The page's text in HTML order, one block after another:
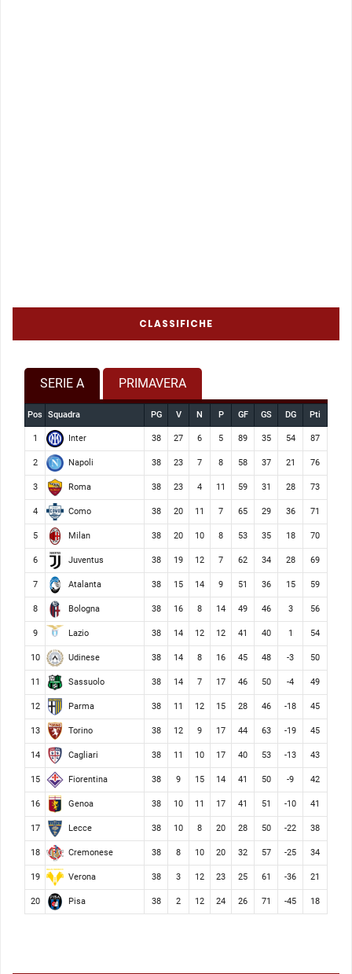
CLASSIFICHE
SERIE A PRIMAVERA
Pos Squadra PG V N P GF GS DG Pti
1 Inter 38 27 6 5 89 35 54 87
2 Napoli 38 23 7 8 58 37 21 76
3 Roma 38 23 4 11 59 31 28 73
4 Como 38 20 11 7 65 29 36 71
5 Milan 38 20 10 8 53 35 18 70
6 Juventus 38 19 12 7 62 34 28 69
7 Atalanta 38 15 14 9 51 36 15 59
8 Bologna 38 16 8 14 49 46 3 56
9 Lazio 38 14 12 12 41 40 1 54
10 Udinese 38 14 8 16 45 48 -3 50
11 Sassuolo 38 14 7 17 46 50 -4 49
12 Parma 38 11 12 15 28 46 -18 45
13 Torino 38 12 9 17 44 63 -19 45
14 Cagliari 38 11 10 17 40 53 -13 43
15 Fiorentina 38 9 15 14 41 50 -9 42
16 Genoa 38 10 11 17 41 51 -10 41
17 Lecce 38 10 8 20 28 50 -22 38
18 Cremonese 38 8 10 20 32 57 -25 34
19 Verona 38 3 12 23 25 61 -36 21
20 Pisa 38 2 12 24 26 71 -45 18